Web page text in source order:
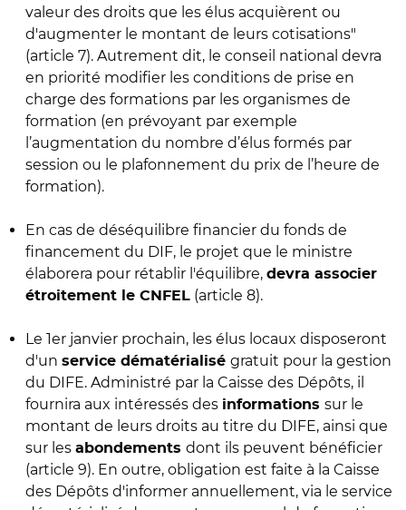
valeur des droits que les élus acquièrent ou
d'augmenter le montant de leurs cotisations"
(article 7). Autrement dit, le conseil national devra
en priorité modifier les conditions de prise en
charge des formations par les organismes de
formation (en prévoyant par exemple
l’augmentation du nombre d’élus formés par
session ou le plafonnement du prix de l’heure de
formation).
En cas de déséquilibre financier du fonds de
financement du DIF, le projet que le ministre
élaborera pour rétablir l'équilibre, devra associer
étroitement le CNFEL (article 8).
Le 1er janvier prochain, les élus locaux disposeront
d'un service dématérialisé gratuit pour la gestion
du DIFE. Administré par la Caisse des Dépôts, il
fournira aux intéressés des informations sur le
montant de leurs droits au titre du DIFE, ainsi que
sur les abondements dont ils peuvent bénéficier
(article 9). En outre, obligation est faite à la Caisse
des Dépôts d'informer annuellement, via le service